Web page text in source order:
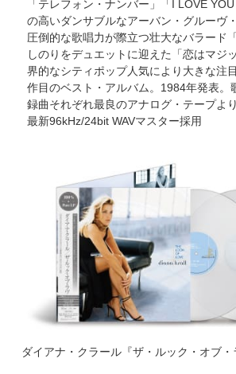
「テレフォン・ナンバー」「I LOVE
の高いダンサブルなアーバン・グルーヴ
圧倒的な歌唱力が際立つ壮大なバラード
しのりをデュエットに迎えた「恋はマジ
界的なシティポップ人気により大きな注
作目のベスト・アルバム。1984年発表。
録曲それぞれ最良のアナログ・テープよ
最新96kHz/24bit WAVマスター採⽤
ダイアナ・クラール『ザ・ルック・オブ・